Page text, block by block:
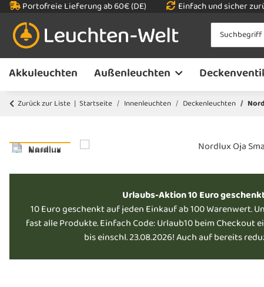
Portofreie Lieferung ab 60€ (DE) Einfach und sicher
Akkuleuchten Außenleuchten
Zurück zur Liste Startseite Innenleuchten Deckenleuchten
Urlaubs-Aktion 10 Euro
10 Euro geschenkt auf jeden Einkauf ab 100 Warenwert.
fast alle Produkte. Einfach Code: Urlaub10 beim Checkout
bis einschl. 23.08.2026! Auch auf bereits